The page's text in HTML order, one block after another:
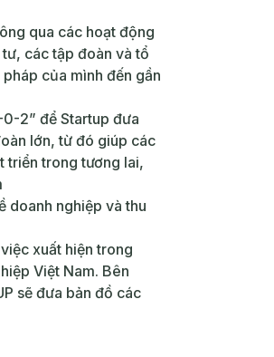
qua các hoạt động
các tập đoàn và tổ
của mình đến gần
2” để Startup đưa
lớn, từ đó giúp các
triển trong tương lai,
doanh nghiệp và thu
xuất hiện trong
Việt Nam. Bên
sẽ đưa bản đồ các